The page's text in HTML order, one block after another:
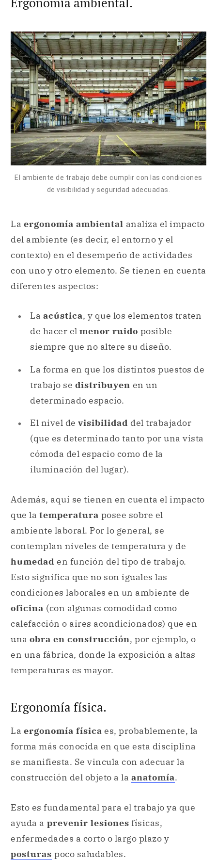
El ambiente de trabajo debe cumplir con las condiciones
de visibilidad y seguridad adecuadas.
La ergonomía ambiental analiza el impacto
del ambiente (es decir, el entorno y el
contexto) en el desempeño de actividades
con uno y otro elemento. Se tienen en cuenta
diferentes aspectos:
La acústica, y que los elementos traten
de hacer el menor ruido posible
siempre que no altere su diseño.
La forma en que los distintos puestos de
trabajo se distribuyen en un
determinado espacio.
El nivel de visibilidad del trabajador
(que es determinado tanto por una vista
cómoda del espacio como de la
iluminación del lugar).
Además, aquí se tienen en cuenta el impacto
que la temperatura posee sobre el
ambiente laboral. Por lo general, se
contemplan niveles de temperatura y de
humedad en función del tipo de trabajo.
Esto significa que no son iguales las
condiciones laborales en un ambiente de
oficina (con algunas comodidad como
calefacción o aires acondicionados) que en
una obra en construcción, por ejemplo, o
en una fábrica, donde la exposición a altas
temperaturas es mayor.
Ergonomía física.
La ergonomía física es, probablemente, la
forma más conocida en que esta disciplina
se manifiesta. Se vincula con adecuar la
construcción del objeto a la anatomía.
Esto es fundamental para el trabajo ya que
ayuda a prevenir lesiones físicas,
enfermedades a corto o largo plazo y
posturas poco saludables.